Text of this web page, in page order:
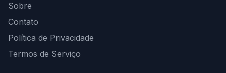
Sobre
Contato
Política de Privacidade
Termos de Serviço